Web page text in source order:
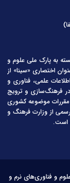
به پارک ملی علوم و
اختصاری «سینا» از
اطلاعات علمی، فناوری و
در فرهنگ‌سازی و ترویج
موضوعه کشوری
از وزارت فرهنگ و
و فناوری‌های نرم و